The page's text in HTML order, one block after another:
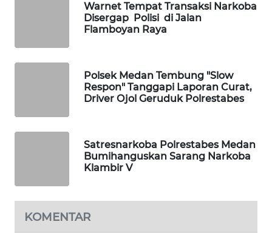
Warnet Tempat Transaksi Narkoba
Disergap Polisi di Jalan
Flamboyan Raya
Polsek Medan Tembung "Slow
Respon" Tanggapi Laporan Curat,
Driver Ojol Geruduk Polrestabes
Satresnarkoba Polrestabes Medan
Bumihanguskan Sarang Narkoba
Klambir V
KOMENTAR
KRT